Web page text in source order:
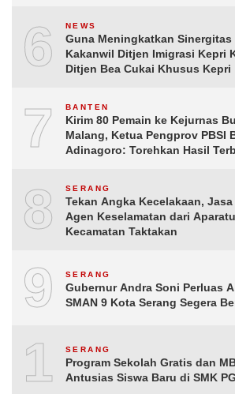
6 NEWS
Guna Meningkatkan
Kakanwil Ditjen Imigrasi Kepri
Ditjen Bea Cukai Khusus Kepri
7 BANTEN
Kirim 80 Pemain ke Kejurnas
Malang, Ketua Pengprov PBSI
Adinagoro: Torehkan Hasil
8 SERANG
Tekan Angka Kecelakaan,
Agen Keselamatan dari
Kecamatan Taktakan
9 SERANG
Gubernur Andra Soni Perluas
SMAN 9 Kota Serang Segera
10SERANG
Program Sekolah Gratis dan
Antusias Siswa Baru di SMK